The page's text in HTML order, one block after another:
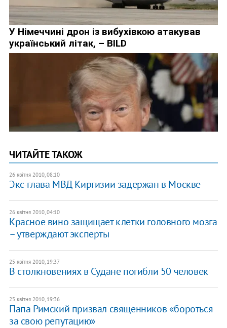
ЧИТАЙТЕ ТАКОЖ
26 квітня 2010, 08:10
Экс-глава МВД Киргизии задержан в Москве
26 квітня 2010, 04:10
Красное вино защищает клетки головного мозга
– утверждают эксперты
25 квітня 2010, 19:37
В столкновениях в Судане погибли 50 человек
25 квітня 2010, 19:36
Папа Римский призвал священников «бороться
за свою репутацию»